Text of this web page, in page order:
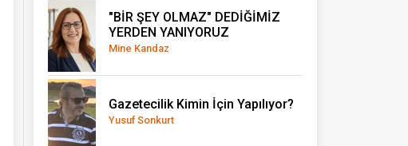
"BİR ŞEY OLMAZ" DEDİĞİMİZ
YERDEN YANIYORUZ
Mine Kandaz
Gazetecilik Kimin İçin Yapılıyor?
Yusuf Sonkurt